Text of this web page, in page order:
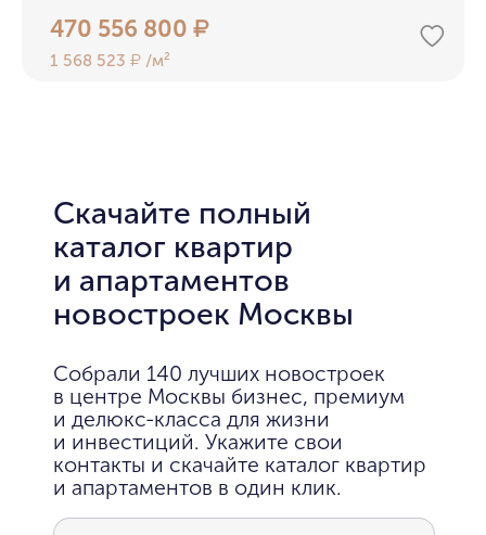
470 556 800₽
1 568 523₽ /м²
Скачайте полный
каталог квартир
и апартаментов
новостроек Москвы
Собрали 140 лучших новостроек
в центре Москвы бизнес, премиум
и делюкс-класса для жизни
и инвестиций. Укажите свои
контакты и скачайте каталог квартир
и апартаментов в один клик.